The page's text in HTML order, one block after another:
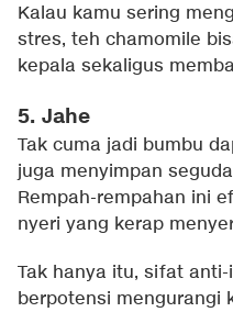
Kalau kamu sering
stres, teh chamomile
kepala sekaligus
5. Jahe
Tak cuma jadi bumbu
juga menyimpan
Rempah-rempahan ini
nyeri yang kerap
Tak hanya itu, sifat
berpotensi mengurangi